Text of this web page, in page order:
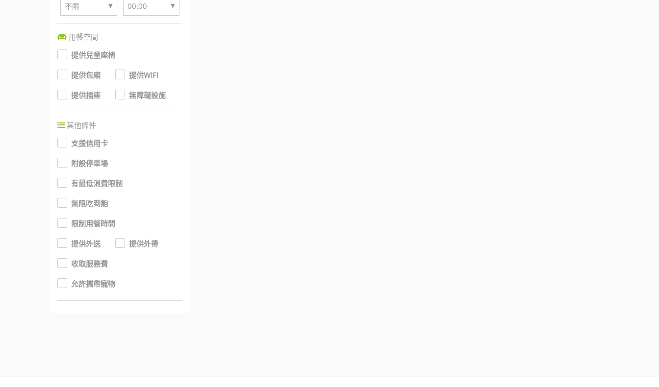
不限 ▼ 00:00 ▼
用餐空間
提供兒童座椅
提供包廂 提供WIFI
提供插座 無障礙設施
其他條件
支援信用卡
附設停車場
有最低消費限制
無限吃到飽
限制用餐時間
提供外送 提供外帶
收取服務費
允許攜帶寵物